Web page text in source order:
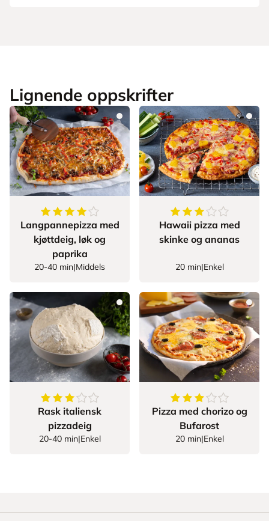
Lignende oppskrifter
4.2av5 stjerner
Langpannepizza med
kjøttdeig, løk og
paprika
20-40 min|Middels
Hawaii pizza med
skinke og ananas
20 min|Enkel
3.3986013986013988
stjerner
Rask italiensk
pizzadeig
20-40 min|Enkel
3.6av5stjerner
Pizza med chorizo og
Bufarost
20 min|Enkel